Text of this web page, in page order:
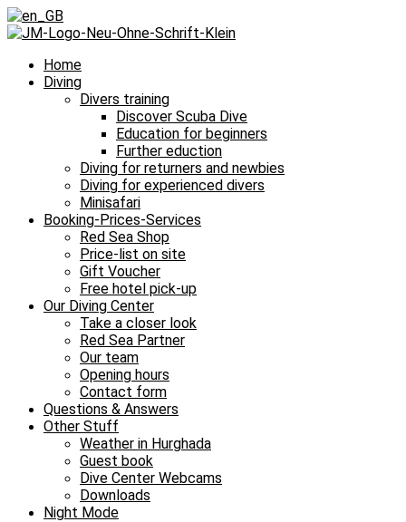
Home
Diving
Divers training
Discover Scuba Dive
Education for beginners
Further eduction
Diving for returners and newbies
Diving for experienced divers
Minisafari
Booking-Prices-Services
Red Sea Shop
Price-list on site
Gift Voucher
Free hotel pick-up
Our Diving Center
Take a closer look
Red Sea Partner
Our team
Opening hours
Contact form
Questions & Answers
Other Stuff
Weather in Hurghada
Guest book
Dive Center Webcams
Downloads
Night Mode